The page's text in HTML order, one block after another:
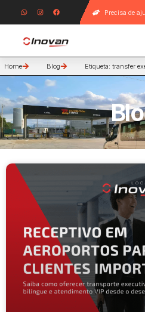
Precisa de
Home Blog Etiqueta: transfer